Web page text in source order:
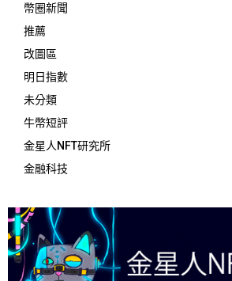
幣圈新聞
推薦
改圖區
明日指數
未分類
牛幣短評
金星人NFT研究所
金融科技